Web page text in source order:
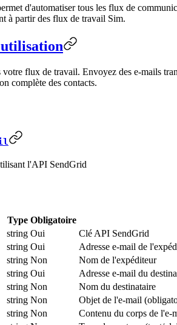
d'automatiser tous les flux de
à partir des flux de travail Sim.
flux de travail. Envoyez des e-mails
complète des contacts.
l'API SendGrid
Type Obligatoire
string Oui Clé API SendGrid
string Oui Adresse e-mail de
string Non Nom de l'expéditeur
string Oui Adresse e-mail du
string Non Nom du destinataire
string Non Objet de l'e-mail
string Non Contenu du corps de l'e-